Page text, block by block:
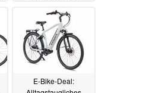
E-Bike-Deal: